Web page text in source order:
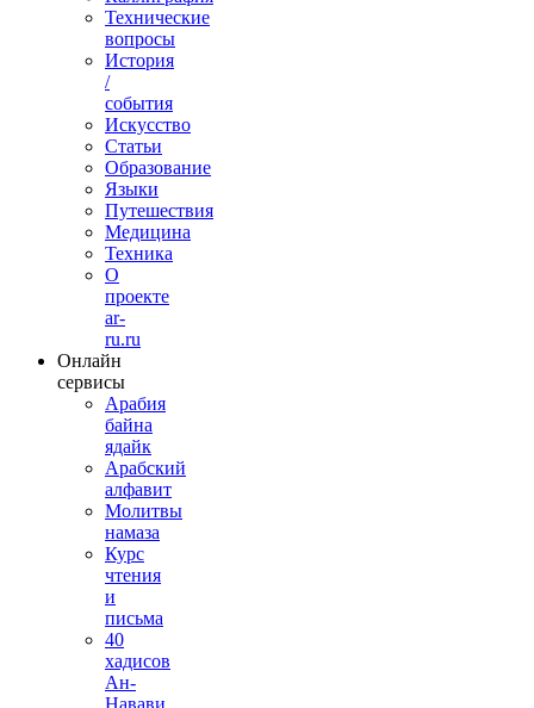
Технические
вопросы
История
/
события
Искусство
Статьи
Образование
Языки
Путешествия
Медицина
Техника
О
проекте
ar-
ru.ru
Онлайн
сервисы
Арабия
байна
ядайк
Арабский
алфавит
Молитвы
намаза
Курс
чтения
и
письма
40
хадисов
Ан-
Навави